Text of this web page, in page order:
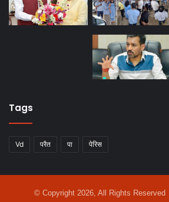
Tags
Vd परैत पा पेरिस
© Copyright 2026, All Rights Reserved